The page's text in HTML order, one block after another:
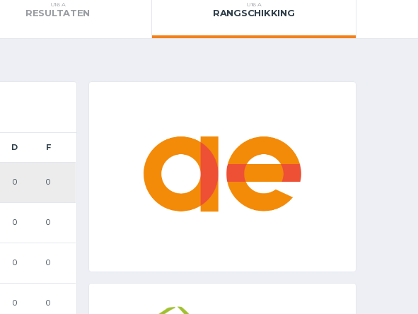
U16 A
RESULTATEN
U16 A
RANGSCHIKKING
D F
0 0
0 0
0 0
0 0